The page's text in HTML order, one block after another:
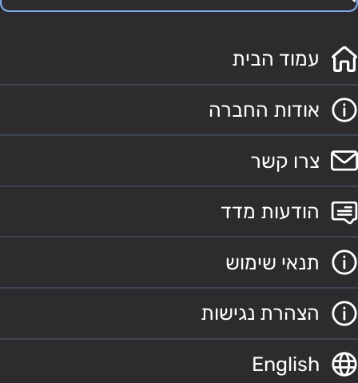
עמוד הבית
אודות החברה
צרו קשר
הודעות מדד
תנאי שימוש
הצהרת נגישות
English